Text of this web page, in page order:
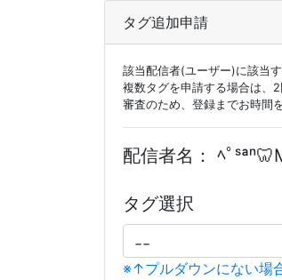
タグ追加申請
該当配信者(ユーザー)に該当
複数タグを申請する場合は、
審査のため、登録までお時間
配信者名： ﾍﾟ
タグ選択
※↑プルダウンにない場